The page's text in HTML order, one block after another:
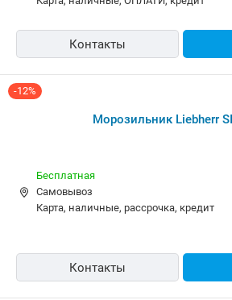
Контакты
-12%
Морозильник Liebherr
Бесплатная
Самовывоз
карта, наличные, рассрочка, кредит
Контакты